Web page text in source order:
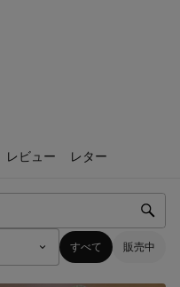
レビュー レター
すべて 販売中